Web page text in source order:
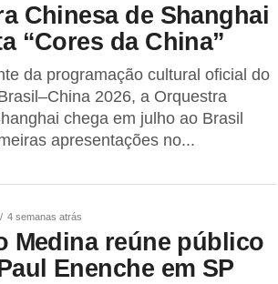
Chinesa de Shanghai
“Cores da China”
da programação cultural oficial do
2026, a Orquestra
chega em julho ao Brasil
apresentações no...
4 semanas atrás
Medina reúne público
Enenche em SP